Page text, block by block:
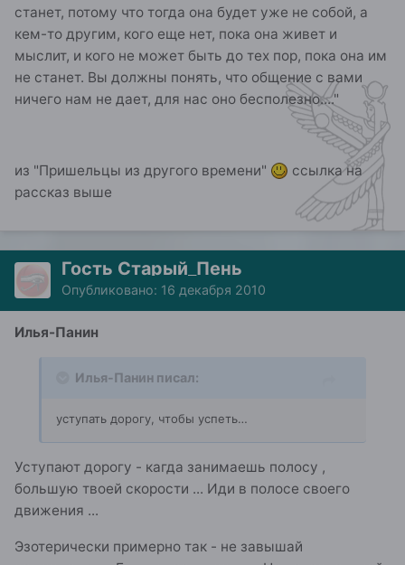
станет, потому что тогда она будет уже не собой, а
кем-то другим, кого еще нет, пока она живет и
мыслит, и кого не может быть до тех пор, пока она им
не станет. Вы должны понять, что общение с вами
ничего нам не дает, для нас оно бесполезно...."
из "Пришельцы из другого времени"
ссылка на
рассказ выше
Гость Старый_Пень
Опубликовано: 16 декабря 2010
Илья-Панин
Илья-Панин писал:
уступать дорогу, чтобы успеть…
Уступают дорогу - кагда занимаешь полосу ,
большую твоей скорости ... Иди в полосе своего
движения ...
Эзотерически примерно так - не завышай